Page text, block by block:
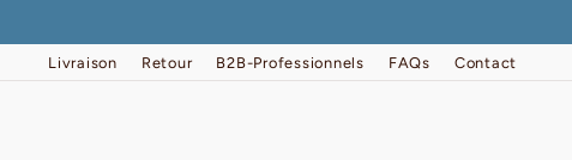
contenuLivraison Retour B2B-Professionnels FAQs Contact